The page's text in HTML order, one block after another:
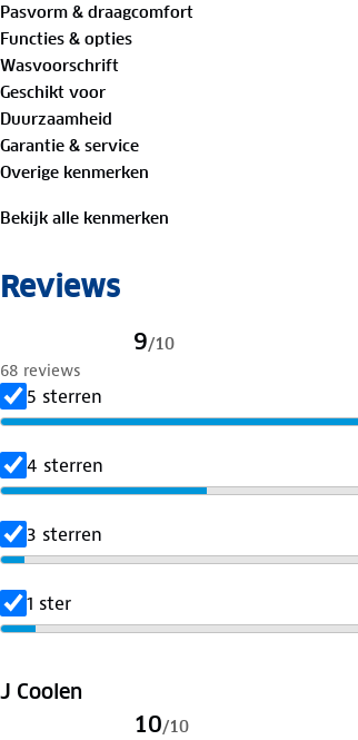
De uitvouwbare reflectie op de rug van
slecht weer. Hij telt maar liefst zes
gewoon een dagje buiten bent, met de
Bewust onderweg met hergebruikt
Buitenstof: 100%
Voering 1: 100% gerecycled polyester
Voering 2: 100% gerecycled polyester
en was op 30 graden. Is je kleding aan
Pasvorm & draagcomfort
Functies & opties
Wasvoorschrift
Geschikt voor
Duurzaamheid
Garantie & service
Overige kenmerken
Bekijk alle kenmerken
Reviews
9/10
68 reviews
5 sterren
4 sterren
3 sterren
1 ster
J Coolen
10/10